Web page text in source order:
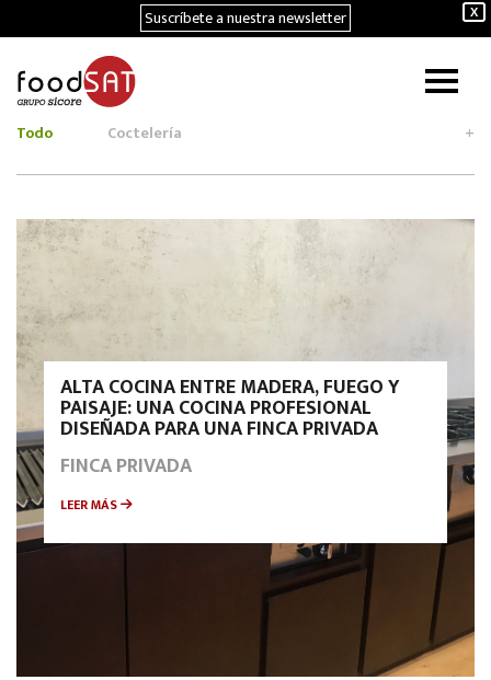
X
Suscríbete a nuestra newsletter
Todo Coctelería +
ALTA COCINA ENTRE MADERA, FUEGO Y
PAISAJE: UNA COCINA PROFESIONAL
DISEÑADA PARA UNA FINCA PRIVADA
FINCA PRIVADA
LEER MÁS